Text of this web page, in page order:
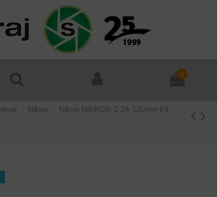
0
Nikon
Nikon NIKKOR Z 24-120mm f/4